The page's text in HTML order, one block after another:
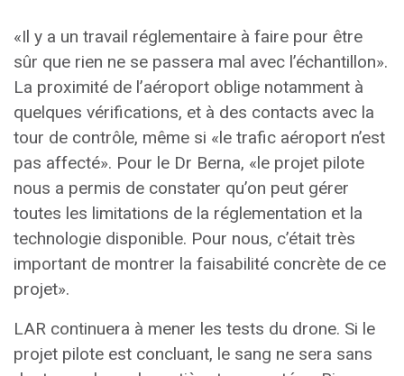
«Il y a un travail réglementaire à faire pour être
sûr que rien ne se passera mal avec l’échantillon».
La proximité de l’aéroport oblige notamment à
quelques vérifications, et à des contacts avec la
tour de contrôle, même si «le trafic aéroport n’est
pas affecté». Pour le Dr Berna, «le projet pilote
nous a permis de constater qu’on peut gérer
toutes les limitations de la réglementation et la
technologie disponible. Pour nous, c’était très
important de montrer la faisabilité concrète de ce
projet».
LAR continuera à mener les tests du drone. Si le
projet pilote est concluant, le sang ne sera sans